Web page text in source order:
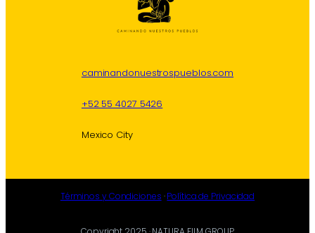
caminandonuestrospueblos.com
+52 55 4027 5426
Mexico City
Términos y Condiciones ·Política de Privacidad